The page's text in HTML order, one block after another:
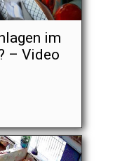
im
– Video